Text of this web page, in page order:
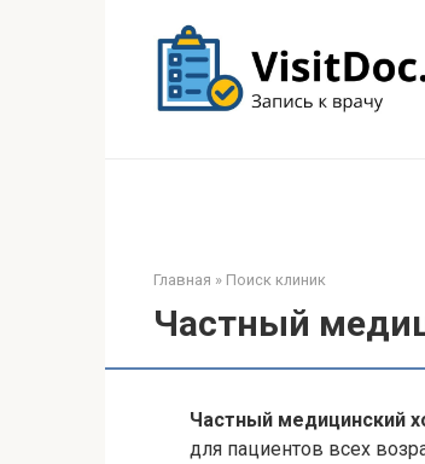
Главная » Поиск клиник
Частный
Частный медицинский
для пациентов всех